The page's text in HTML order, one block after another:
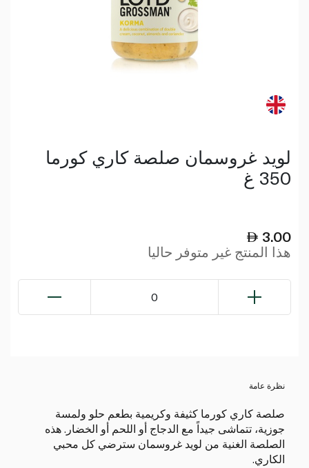
لويد غروسمان صلصة كاري كورما
350 غ
3.00
هذا المنتج غير متوفر حاليا
0
نظرة عامة
صلصة كاري كورما كثيفة وكريمية بطعم حلو ولمسة
جوزية، تتماشى جيداً مع الدجاج أو اللحم أو الخضار. هذه
الصلصة الغنية من لويد غروسمان سترضي كل محبي
الكاري.